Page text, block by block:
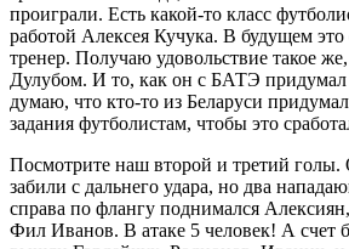
проиграли. Есть какой-то класс
работой Алексея Кучука. В будущем
тренер. Получаю удовольствие такое
Дулубом. И то, как он с БАТЭ придумал
думаю, что кто-то из Беларуси
задания футболистам, чтобы это
Посмотрите наш второй и третий голы.
забили с дальнего удара, но два
справа по флангу поднимался
Фил Иванов. В атаке 5 человек! А счет